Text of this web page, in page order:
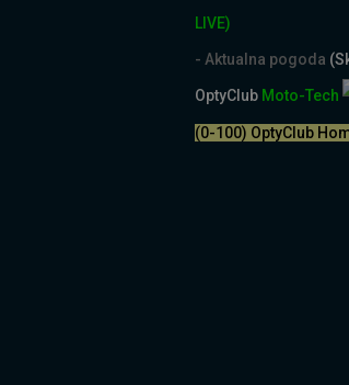
LIVE)
- Aktualna pogoda
OptyClubMoto-Tech
(0-100) OptyClub